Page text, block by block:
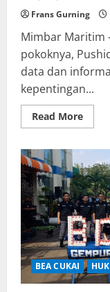
Frans Gurning
Mimbar Maritim
pokoknya,
data dan
kepentingan...
Read MoreRead
more
TNI
Dr.
Ir.
S.Sos.
SH.
MH,
BEA CUKAI